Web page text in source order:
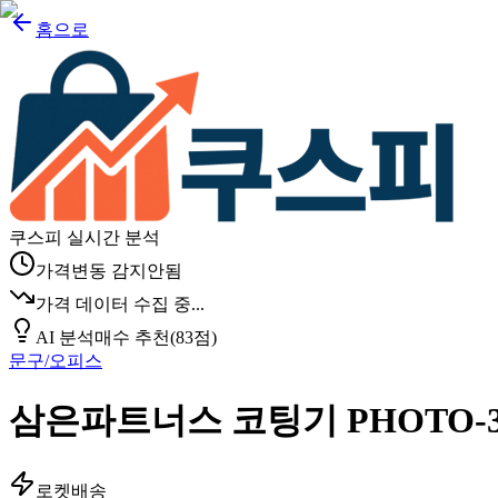
홈으로
쿠스피 실시간 분석
가격변동 감지안됨
가격 데이터 수집 중...
AI 분석매수 추천(83점)
문구/오피스
삼은파트너스 코팅기 PHOTO-
로켓배송